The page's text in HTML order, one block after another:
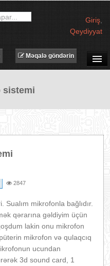
Giriş
Qeydiyyat
TECHNET TV
MƏQALƏLƏR
PROQRAMLAR
XƏBƏRLƏR
Məqalə göndərin
sistemi
2847
mikrofonla bağlıdır.
qərarına gəldiyim üçün
lakin onu mikrofon
mikrofon və qulaqcıq
ucundan
3d sound card, 1